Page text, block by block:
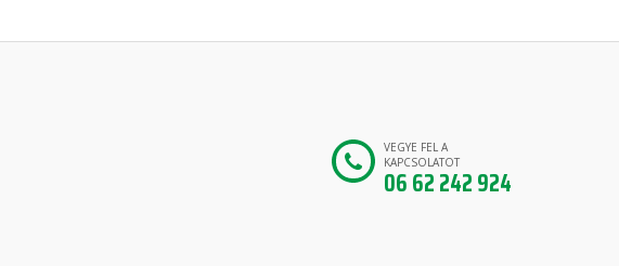
VEGYE FEL A
KAPCSOLATOT
06 62 242 924